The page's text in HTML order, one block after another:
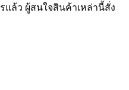
แล้ว ผู้สนใจสินค้าเหล่านี้สั่ง